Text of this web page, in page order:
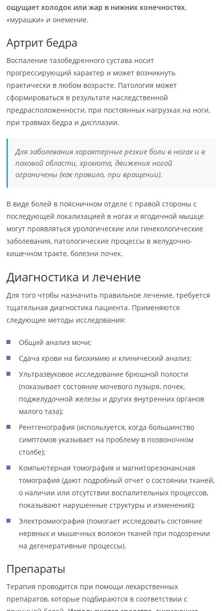
ощущает холодок или жар в нижних конечностях,
«мурашки» и онемение.
Артрит бедра
Воспаление тазобедренного сустава носит
прогрессирующий характер и может возникнуть
практически в любом возрасте. Патология может
сформироваться в результате наследственной
предрасположенности, при постоянных нагрузках на ноги,
при травмах бедра и дисплазии.
Для заболевания характерные резкие боли в ногах и в
паховой области, хромота, движения ногой
ограничены (как правило, при вращении).
В виде болей в поясничном отделе с правой стороны с
последующей локализацией в ногах и ягодичной мышце
могут проявляться урологические или гинекологические
заболевания, патологические процессы в желудочно-
кишечном тракте, болезни почек.
Диагностика и лечение
Для того чтобы назначить правильное лечение, требуется
тщательная диагностика пациента. Применяются
следующие методы исследования:
Общий анализ мочи;
Сдача крови на биохимию и клинический анализ;
Ультразвуковое исследование брюшной полости
(показывает состояние мочевого пузыря, почек,
поджелудочной железы и других внутренних органов
малого таза);
Рентгенография (используется, когда большинство
симптомов указывает на проблему в позвоночном
столбе);
Компьютерная томография и магниторезонансная
томография (дают подробный отчет о состоянии тканей,
о наличии или отсутствии воспалительных процессов,
показывают нарушенные структуры и изменения);
Электромиография (помогает исследовать состояние
нервных и мышечных волокон тканей при подозрении
на дегенеративные процессы).
Препараты
Терапия проводится при помощи лекарственных
препаратов, которые подбираются в соответствии с